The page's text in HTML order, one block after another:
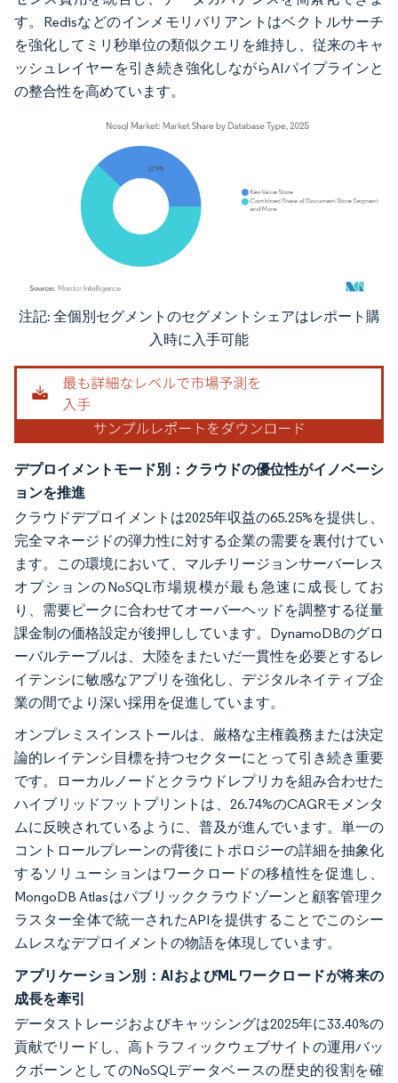
す。Redisなどのインメモリバリアントはベクトルサーチ
を強化してミリ秒単位の類似クエリを維持し、従来のキャ
ッシュレイヤーを引き続き強化しながらAIパイプラインと
の整合性を高めています。
画像 © Mordor Intelligence。再利用にはCC BY 4.0の表示が必要です。
注記: 全個別セグメントのセグメントシェアはレポート購
入時に入手可能
デプロイメントモード別：クラウドの優位性がイノベーシ
ョンを推進
クラウドデプロイメントは2025年収益の65.25%を提供し、
完全マネージドの弾力性に対する企業の需要を裏付けてい
ます。この環境において、マルチリージョンサーバーレス
オプションのNoSQL市場規模が最も急速に成長してお
り、需要ピークに合わせてオーバーヘッドを調整する従量
課金制の価格設定が後押ししています。DynamoDBのグロ
ーバルテーブルは、大陸をまたいだ一貫性を必要とするレ
イテンシに敏感なアプリを強化し、デジタルネイティブ企
業の間でより深い採用を促進しています。
オンプレミスインストールは、厳格な主権義務または決定
論的レイテンシ目標を持つセクターにとって引き続き重要
です。ローカルノードとクラウドレプリカを組み合わせた
ハイブリッドフットプリントは、26.74%のCAGRモメンタ
ムに反映されているように、普及が進んでいます。単一の
コントロールプレーンの背後にトポロジーの詳細を抽象化
するソリューションはワークロードの移植性を促進し、
MongoDB Atlasはパブリッククラウドゾーンと顧客管理ク
ラスター全体で統一されたAPIを提供することでこのシー
ムレスなデプロイメントの物語を体現しています。
アプリケーション別：AIおよびMLワークロードが将来の
成長を牽引
データストレージおよびキャッシングは2025年に33.40%の
貢献でリードし、高トラフィックウェブサイトの運用バッ
クボーンとしてのNoSQLデータベースの歴史的役割を確